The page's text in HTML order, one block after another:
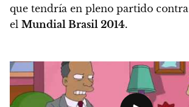
que tendría en pleno partido contra
el Mundial Brasil 2014.